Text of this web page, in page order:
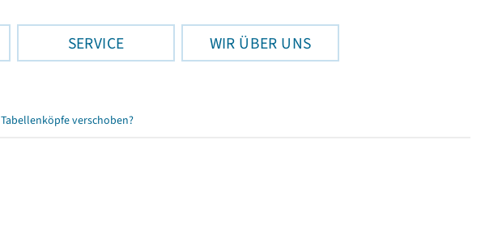
SERVICE WIR ÜBER UNS
Tabellenköpfe verschoben?